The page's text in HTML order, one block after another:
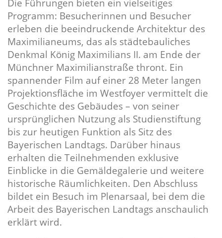
Die Führungen bieten ein vielseitiges
Programm: Besucherinnen und Besucher
erleben die beeindruckende Architektur des
Maximilianeums, das als städtebauliches
Denkmal König Maximilians II. am Ende der
Münchner Maximilianstraße thront. Ein
spannender Film auf einer 28 Meter langen
Projektionsfläche im Westfoyer vermittelt die
Geschichte des Gebäudes – von seiner
ursprünglichen Nutzung als Studienstiftung
bis zur heutigen Funktion als Sitz des
Bayerischen Landtags. Darüber hinaus
erhalten die Teilnehmenden exklusive
Einblicke in die Gemäldegalerie und weitere
historische Räumlichkeiten. Den Abschluss
bildet ein Besuch im Plenarsaal, bei dem die
Arbeit des Bayerischen Landtags anschaulich
erklärt wird.